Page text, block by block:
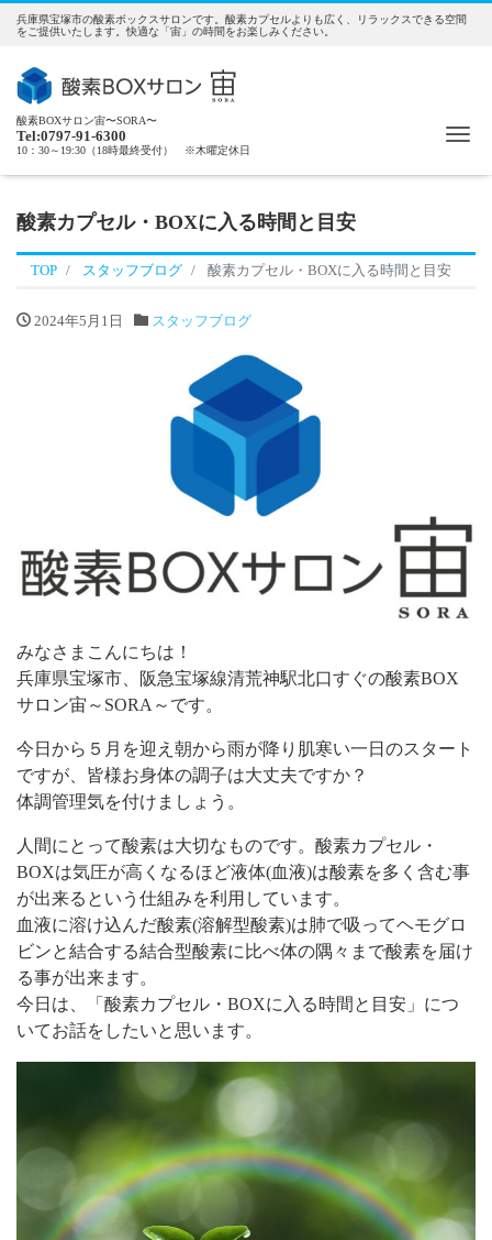
兵庫県宝塚市の酸素ボックスサロンです。酸素カプセルよりも広く、リラックスできる空間
をご提供いたします。快適な「宙」の時間をお楽しみください。
酸素BOXサロン宙〜SORA〜
Tel:0797-91-6300
10：30～19:30（18時最終受付） ※木曜定休日
酸素カプセル・BOXに入る時間と目安
TOP スタッフブログ 酸素カプセル・BOXに入る時間と目安
2024年5月1日 スタッフブログ
みなさまこんにちは！
兵庫県宝塚市、阪急宝塚線清荒神駅北口すぐの酸素BOX
サロン宙～SORA～です。
今日から５月を迎え朝から雨が降り肌寒い一日のスタート
ですが、皆様お身体の調子は大丈夫ですか？
体調管理気を付けましょう。
人間にとって酸素は大切なものです。酸素カプセル・
BOXは気圧が高くなるほど液体(血液)は酸素を多く含む事
が出来るという仕組みを利用しています。
血液に溶け込んだ酸素(溶解型酸素)は肺で吸ってヘモグロ
ビンと結合する結合型酸素に比べ体の隅々まで酸素を届け
る事が出来ます。
今日は、「酸素カプセル・BOXに入る時間と目安」につ
いてお話をしたいと思います。